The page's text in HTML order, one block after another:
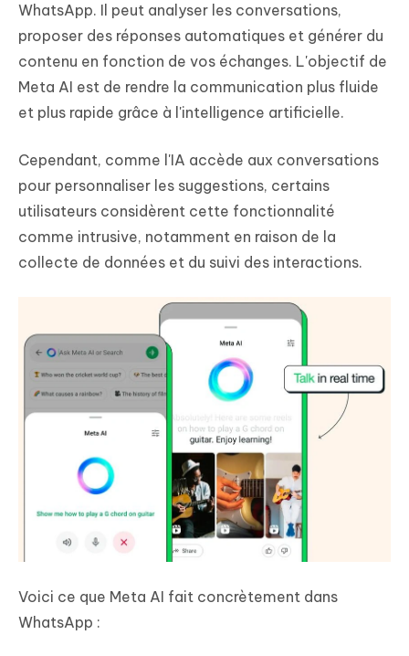
WhatsApp. Il peut analyser les conversations,
proposer des réponses automatiques et générer du
contenu en fonction de vos échanges. L'objectif de
Meta AI est de rendre la communication plus fluide
et plus rapide grâce à l'intelligence artificielle.
Cependant, comme l'IA accède aux conversations
pour personnaliser les suggestions, certains
utilisateurs considèrent cette fonctionnalité
comme intrusive, notamment en raison de la
collecte de données et du suivi des interactions.
Voici ce que Meta AI fait concrètement dans
WhatsApp :